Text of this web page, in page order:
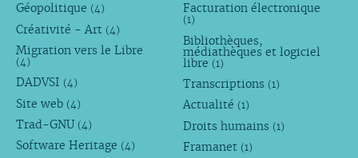
Géopolitique (4)
Créativité - Art (4)
Migration vers le Libre
(4)
DADVSI (4)
Site web (4)
Trad-GNU (4)
Software Heritage (4)
Facturation électronique
(1)
Bibliothèques,
médiathèques et logiciel
libre (1)
Transcriptions (1)
Actualité (1)
Droits humains (1)
Framanet (1)